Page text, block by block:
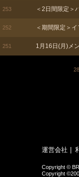
253 ＜2日間限定＞
252 ＜期間限定＞
251 1月16日(月)メ
運営会社
Copyright ©
Copyright